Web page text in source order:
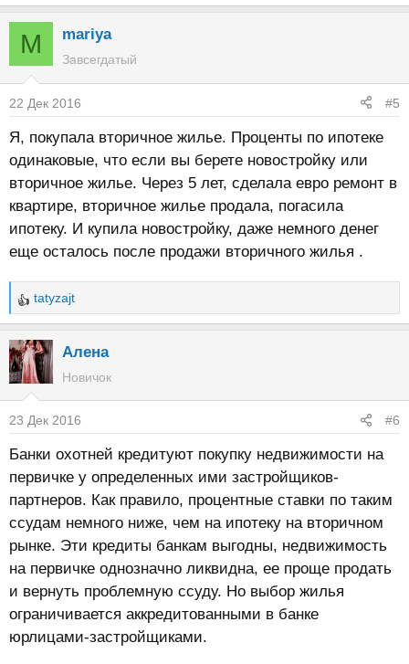
M mariya
Завсегдатый
22 Дек 2016 #5
Я, покупала вторичное жилье. Проценты по ипотеке
одинаковые, что если вы берете новостройку или
вторичное жилье. Через 5 лет, сделала евро ремонт в
квартире, вторичное жилье продала, погасила
ипотеку. И купила новостройку, даже немного денег
еще осталось после продажи вторичного жилья .
Р
е
а
к
ц
и
:
tatyzajt
Алена
Новичок
23 Дек 2016 #6
Банки охотней кредитуют покупку недвижимости на
первичке у определенных ими застройщиков-
партнеров. Как правило, процентные ставки по таким
ссудам немного ниже, чем на ипотеку на вторичном
рынке. Эти кредиты банкам выгодны, недвижимость
на первичке однозначно ликвидна, ее проще продать
и вернуть проблемную ссуду. Но выбор жилья
ограничивается аккредитованными в банке
юрлицами-застройщиками.